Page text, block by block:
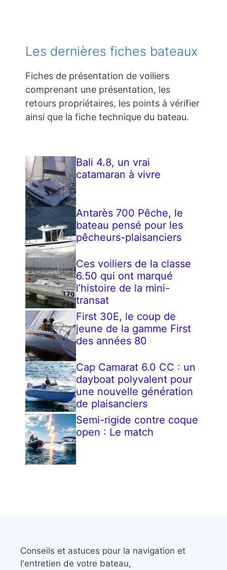
Les dernières fiches bateaux
Fiches de présentation de voiliers
comprenant une présentation, les
retours propriétaires, les points à vérifier
ainsi que la fiche technique du bateau.
Bali 4.8, un vrai
catamaran à vivre
Antarès 700 Pêche, le
bateau pensé pour les
pêcheurs-plaisanciers
Ces voiliers de la classe
6.50 qui ont marqué
l’histoire de la mini-
transat
First 30E, le coup de
jeune de la gamme First
des années 80
Cap Camarat 6.0 CC : un
dayboat polyvalent pour
une nouvelle génération
de plaisanciers
Semi-rigide contre coque
open : Le match
Conseils et astuces pour la navigation et
l'entretien de votre bateau,